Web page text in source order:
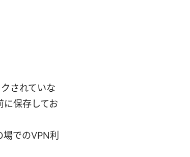
されていな
保存してお
でのVPN利